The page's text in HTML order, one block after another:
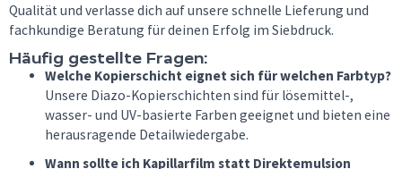
Qualität und verlasse dich auf unsere schnelle Lieferung und
fachkundige Beratung für deinen Erfolg im Siebdruck.
Häufig gestellte Fragen:
Welche Kopierschicht eignet sich für welchen Farbtyp?
Unsere Diazo-Kopierschichten sind für lösemittel-,
wasser- und UV-basierte Farben geeignet und bieten eine
herausragende Detailwiedergabe.
Wann sollte ich Kapillarfilm statt Direktemulsion